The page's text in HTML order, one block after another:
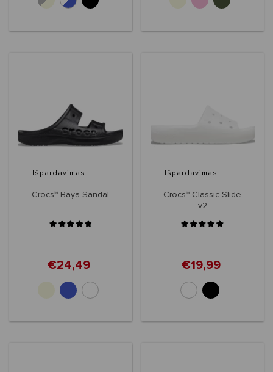
Išpardavimas
Crocs™ Baya Sandal
€24,49
Išpardavimas
Crocs™ Classic Slide
v2
€19,99